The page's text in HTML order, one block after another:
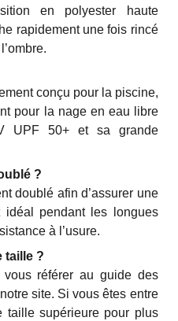
en polyester haute
rapidement une fois rincé
conçu pour la piscine,
pour la nage en eau libre
UPF 50+ et sa grande
?
doublé afin d’assurer une
idéal pendant les longues
à l’usure.
taille ?
référer au guide des
site. Si vous êtes entre
taille supérieure pour plus